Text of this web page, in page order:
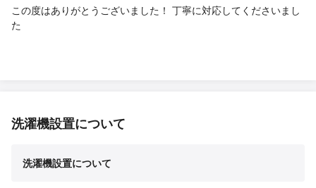
この度はありがとうございました！ 丁寧に対応してくださいまし
た
洗濯機設置について
洗濯機設置について